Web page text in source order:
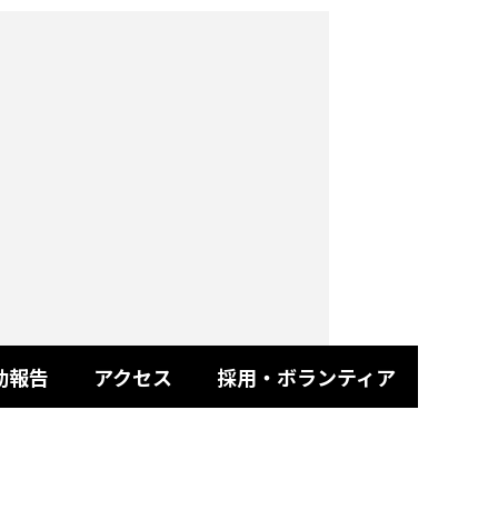
報告 アクセス 採用・ボランティア